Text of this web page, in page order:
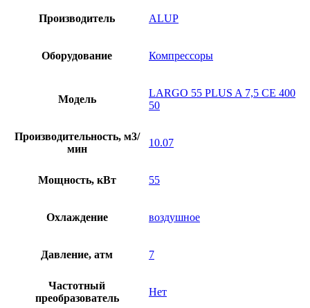
Производитель ALUP
Оборудование Компрессоры
Модель
LARGO 55 PLUS A 7,5 CE 400
50
Производительность, м3/
мин
10.07
Мощность, кВт 55
Охлаждение воздушное
Давление, атм 7
Частотный
преобразователь
Нет